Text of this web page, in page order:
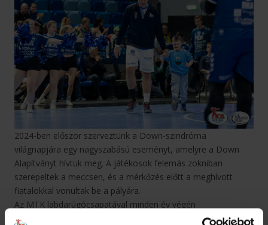
2024-ben először szerveztünk a Down-szindróma
világnapjára egy nagyszabású eseményt, amelyre a Down
Alapítványt hívtuk meg. A játékosok felemás zokniban
szerepeltek a meccsen, és a mérkőzés előtt a meghívott
fiatalokkal vonultak be a pályára.
Az MTK labdarúgócsapatával minden év végén
megszervezzük a „Kék-fehér csokigyűjtést!”, az édességet az